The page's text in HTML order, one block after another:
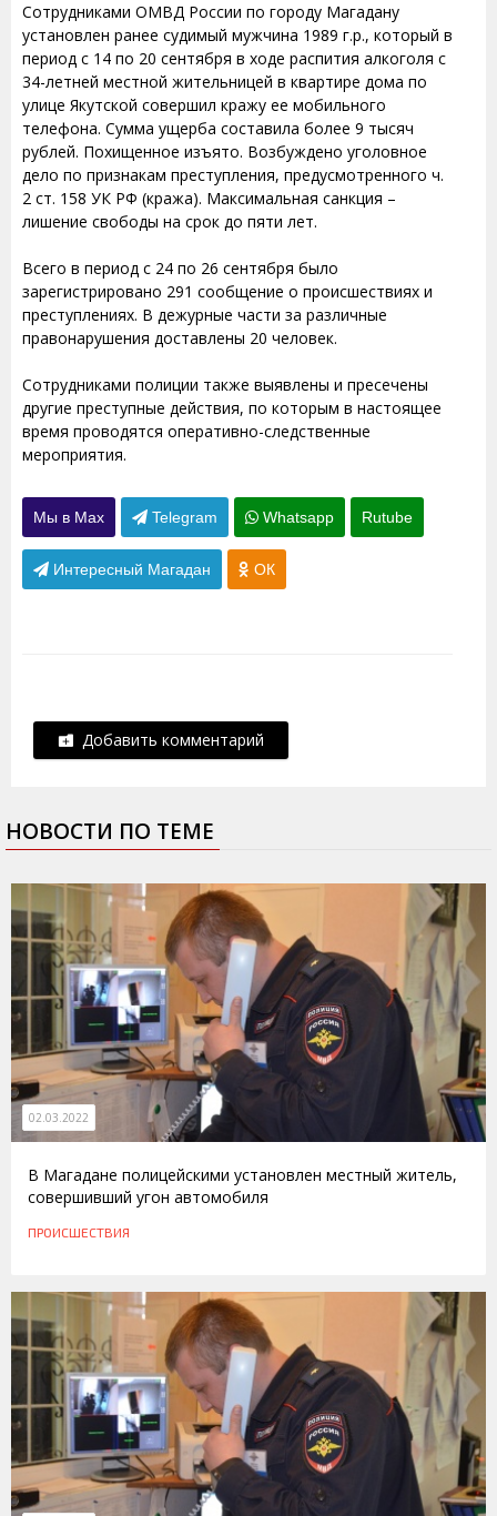
Сотрудниками ОМВД России по городу Магадану
установлен ранее судимый мужчина 1989 г.р., который в
период с 14 по 20 сентября в ходе распития алкоголя с
34-летней местной жительницей в квартире дома по
улице Якутской совершил кражу ее мобильного
телефона. Сумма ущерба составила более 9 тысяч
рублей. Похищенное изъято. Возбуждено уголовное
дело по признакам преступления, предусмотренного ч.
2 ст. 158 УК РФ (кража). Максимальная санкция –
лишение свободы на срок до пяти лет.
Всего в период с 24 по 26 сентября было
зарегистрировано 291 сообщение о происшествиях и
преступлениях. В дежурные части за различные
правонарушения доставлены 20 человек.
Сотрудниками полиции также выявлены и пресечены
другие преступные действия, по которым в настоящее
время проводятся оперативно-следственные
мероприятия.
Мы в Max Telegram Whatsapp Rutube
Интересный Магадан ОК
Добавить комментарий
НОВОСТИ ПО ТЕМЕ
02.03.2022
В Магадане полицейскими установлен местный житель,
совершивший угон автомобиля
ПРОИСШЕСТВИЯ